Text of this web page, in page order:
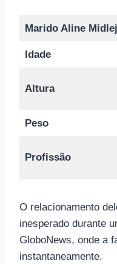
Marido Aline Midlej
Idade
Altura
Peso
Profissão
O relacionamento
inesperado durante
GloboNews, onde a
instantaneamente.